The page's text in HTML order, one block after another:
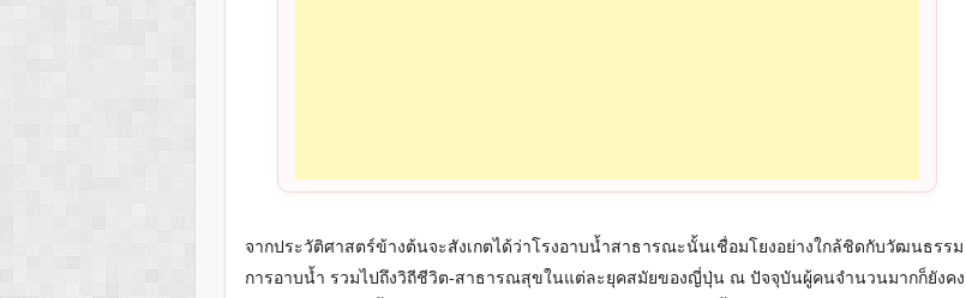
จากประวัติศาสตร์ข้างต้นจะสังเกตได้ว่าโรงอาบน้ำสาธารณะนั้นเชื่อมโยงอย่างใกล้ชิดกับวัฒนธรรม
การอาบน้ำ รวมไปถึงวิถีชีวิต-สาธารณสุขในแต่ละยุคสมัยของญี่ปุ่น ณ ปัจจุบันผู้คนจำนวนมากก็ยังคง